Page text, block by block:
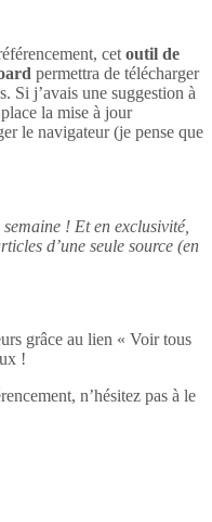
cet outil de
permettra de télécharger
Si j’avais une suggestion à
la mise à jour
le navigateur (je pense que
! Et en exclusivité,
d’une seule source (en
grâce au lien « Voir tous
!
n’hésitez pas à le